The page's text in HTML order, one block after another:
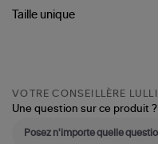
Intérieure
Taille unique
VOTRE CONSEILLÈRE LULLI
Une question sur ce produit ?